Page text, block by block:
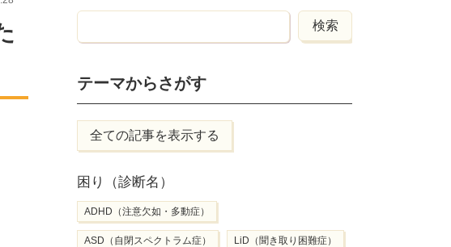
テーマからさがす
全ての記事を表示する
困り（診断名）
ADHD（注意欠如・多動症）
ASD（自閉スペクトラム症） LiD（聞き取り困難症）